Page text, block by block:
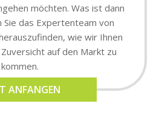
möchten. Was ist dann
Sie das Expertenteam von
wie wir Ihnen
auf den Markt zu
kommen.
ANFANGEN